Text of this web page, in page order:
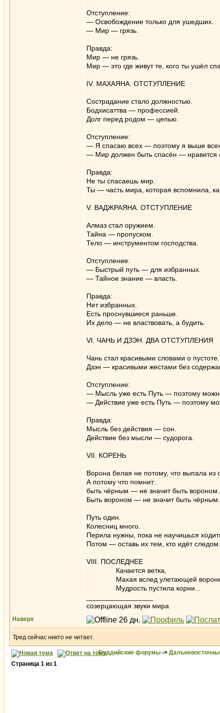
Отступление:
— Освобождение только для ушедших.
— Мир — грязь.
Правда:
Мир — не грязь.
Мир — это где живут те, кого ты ушёл
IV. МАХАЯНА. ОТСТУПЛЕНИЕ
Сострадание стало должностью.
Бодхисаттва — профессией.
Долг перед родом — цепью.
Отступление:
— Я спасаю всех — поэтому я выше
— Мир должен быть спасён — нравится
Правда:
Не ты спасаешь мир.
Ты — часть мира, которая вспомнила,
V. ВАДЖРАЯНА. ОТСТУПЛЕНИЕ
Алмаз стал оружием.
Тайна — пропуском.
Тело — инструментом господства.
Отступление:
— Быстрый путь — для избранных.
— Тайное знание — власть.
Правда:
Нет избранных.
Есть проснувшиеся раньше.
Их дело — не властвовать, а будить.
VI. ЧАНЬ И ДЗЭН. ДВА ОТСТУПЛЕНИЯ
Чань стал красивыми словами о пустоте.
Дзэн — красивыми жестами без
Отступление:
— Мысль уже есть Путь — поэтому
— Действие уже есть Путь — поэтому
Правда:
Мысль без действия — сон.
Действие без мысли — судорога.
VII. КОРЕНЬ
Ворона белая не потому, что выпала из
А потому что помнит:
быть чёрным — не значит быть вороном.
Быть вороном — не значит быть чёрным.
Путь один.
Колесниц много.
Перила нужны, пока не научишься
Потом — оставь их тем, кто идёт следом.
VIII. ПОСЛЕДНЕЕ
Качается ветка,
Махая вслед улетающей
Мудрость пустила корни...
созерцающая звуки мира
Наверх
Тред сейчас никто не читает.
Буддийские форумы ->
Страница 1 из 1